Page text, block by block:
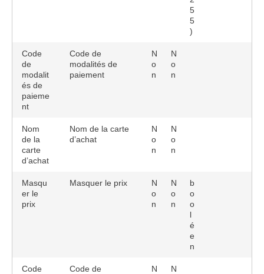
5
5
)
Code
de
modalit
és de
paieme
nt
Code de
modalités de
paiement
N
o
n
N
o
n
Nom
de la
carte
d’achat
Nom de la carte
d’achat
N
o
n
N
o
n
Masqu
er le
prix
Masquer le prix
N
o
n
N
o
n
b
o
o
l
é
e
n
Code
Code de
N
N